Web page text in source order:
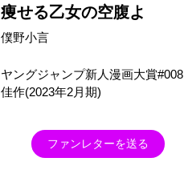
痩せる乙女の空腹よ
僕野小言
ヤングジャンプ新人漫画大賞#008
佳作(2023年2月期)
ファンレターを送る